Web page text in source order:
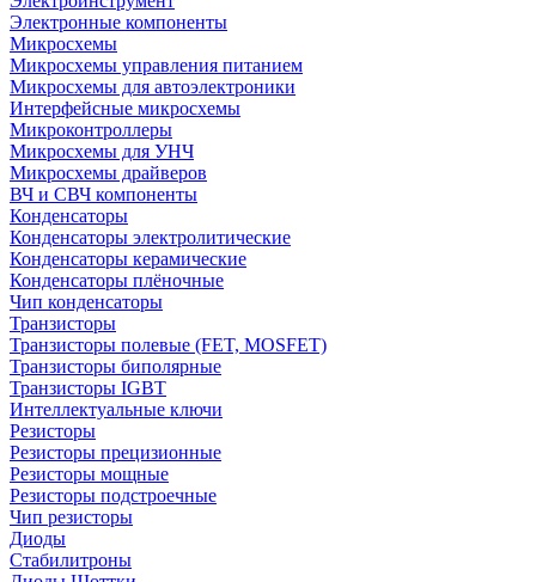
Электронные компоненты
Микросхемы
Микросхемы управления питанием
Микросхемы для автоэлектроники
Интерфейсные микросхемы
Микроконтроллеры
Микросхемы для УНЧ
Микросхемы драйверов
ВЧ и СВЧ компоненты
Конденсаторы
Конденсаторы электролитические
Конденсаторы керамические
Конденсаторы плёночные
Чип конденсаторы
Транзисторы
Транзисторы полевые (FET, MOSFET)
Транзисторы биполярные
Транзисторы IGBT
Интеллектуальные ключи
Резисторы
Резисторы прецизионные
Резисторы мощные
Резисторы подстроечные
Чип резисторы
Диоды
Стабилитроны